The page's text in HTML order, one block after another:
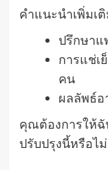
คำแนะนำเพิ่มเ
ปรึกษาแ
การแช่เ
คน
ผลลัพธ์
คุณต้องการให้ฉั
ปรับปรุงนี้หรือไม่